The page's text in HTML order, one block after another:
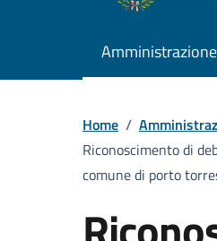
Amministrazione
Home /
Riconoscimento di
comune di porto